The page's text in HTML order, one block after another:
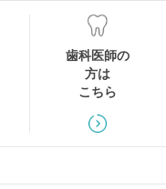
歯科医師の
方は
こちら